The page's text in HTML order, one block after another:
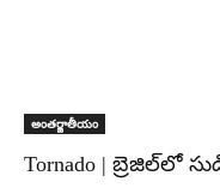
అంతర్జాతీయం
Tornado | బ్రెజిల్‌లో